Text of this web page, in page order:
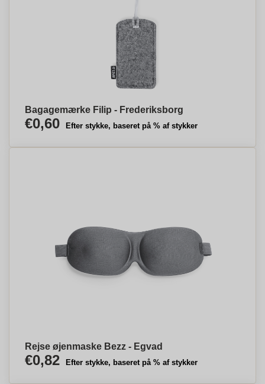
Bagagemærke Filip - Frederiksborg
€0,60 Efter stykke, baseret på % af stykker
Rejse øjenmaske Bezz - Egvad
€0,82 Efter stykke, baseret på % af stykker